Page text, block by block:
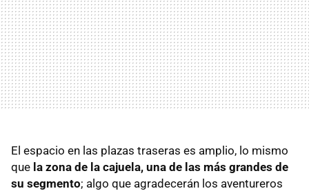
El espacio en las plazas traseras es amplio, lo mismo
que la zona de la cajuela, una de las más grandes de
su segmento; algo que agradecerán los aventureros